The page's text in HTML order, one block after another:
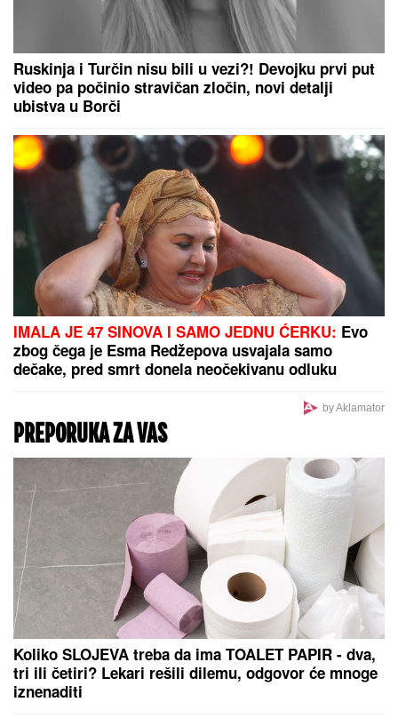
Ruskinja i Turčin nisu bili u vezi?! Devojku prvi put
video pa počinio stravičan zločin, novi detalji
ubistva u Borči
IMALA JE 47 SINOVA I SAMO JEDNU ĆERKU: Evo
zbog čega je Esma Redžepova usvajala samo
dečake, pred smrt donela neočekivanu odluku
by Aklamator
PREPORUKA ZA VAS
Koliko SLOJEVA treba da ima TOALET PAPIR - dva,
tri ili četiri? Lekari rešili dilemu, odgovor će mnoge
iznenaditi